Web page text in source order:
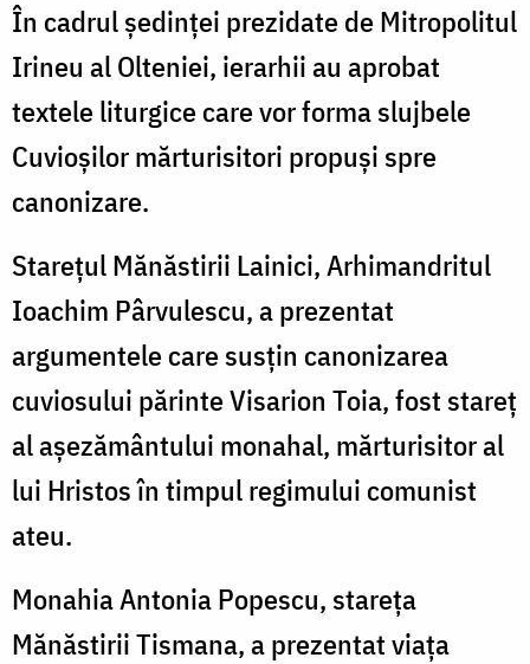
de
canonizare
discutate
în
Sinodul
Olteniei
În cadrul ședinței prezidate de Mitropolitul
Irineu al Olteniei, ierarhii au aprobat
textele liturgice care vor forma slujbele
Cuvioșilor mărturisitori propuși spre
canonizare.
Starețul Mănăstirii Lainici, Arhimandritul
Ioachim Pârvulescu, a prezentat
argumentele care susţin canonizarea
cuviosului părinte Visarion Toia, fost stareţ
al așezământului monahal, mărturisitor al
lui Hristos în timpul regimului comunist
ateu.
Monahia Antonia Popescu, stareța
Mănăstirii Tismana, a prezentat viața